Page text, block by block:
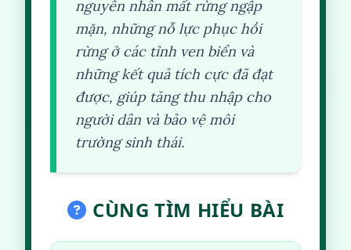
nguyên nhân mất rừng ngập
mặn, những nỗ lực phục hồi
rừng ở các tỉnh ven biển và
những kết quả tích cực đã đạt
được, giúp tăng thu nhập cho
người dân và bảo vệ môi
trường sinh thái.
CÙNG TÌM HIỂU BÀI